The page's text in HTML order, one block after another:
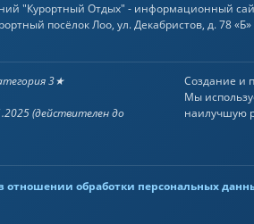
"Курортный Отдых" - информационный
посёлок Лоо, ул. Декабристов, д. 78 «Б»
3★
(действителен до
Создание и
Мы
наилучшую
отношении обработки персональных